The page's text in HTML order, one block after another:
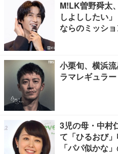
M!LK曽野舜太
しよししたい
ならのミッショ
小栗旬、横浜
ラマレギュラ
3児の母・中村
て「ひるおび
「パパ似かな